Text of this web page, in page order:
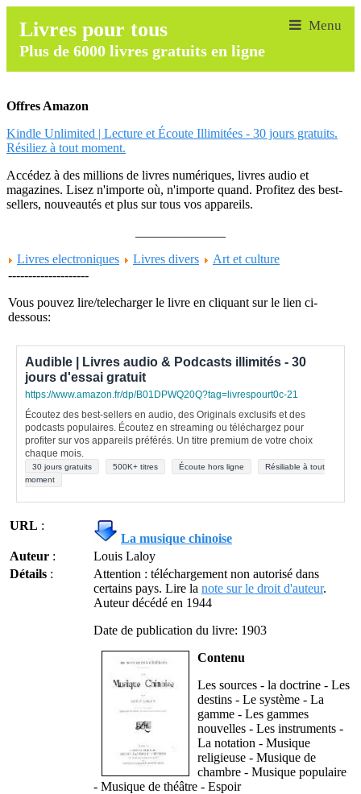
Livres pour tous
Plus de 6000 livres gratuits en ligne
Offres Amazon
Kindle Unlimited | Lecture et Écoute Illimitées - 30 jours gratuits.
Résiliez à tout moment.
Accédez à des millions de livres numériques, livres audio et
magazines. Lisez n'importe où, n'importe quand. Profitez des best-
sellers, nouveautés et plus sur tous vos appareils.
Livres electroniques
Livres divers
Art et culture
--------------------
Vous pouvez lire/telecharger le livre en cliquant sur le lien ci-
dessous:
Audible | Livres audio & Podcasts illimités - 30
jours d'essai gratuit
https://www.amazon.fr/dp/B01DPWQ20Q?tag=livrespourt0c-21
Écoutez des best-sellers en audio, des Originals exclusifs et des
podcasts populaires. Écoutez en streaming ou téléchargez pour
profiter sur vos appareils préférés. Un titre premium de votre choix
chaque mois.
30 jours gratuits 500K+ titres Écoute hors ligne
Résiliable à tout
moment
URL :
La musique chinoise
Auteur :
Louis Laloy
Détails :
Attention : téléchargement non autorisé dans
certains pays. Lire la note sur le droit d'auteur.
Auteur décédé en 1944
Date de publication du livre: 1903
Contenu
Les sources - la doctrine - Les
destins - Le système - La
gamme - Les gammes
nouvelles - Les instruments -
La notation - Musique
religieuse - Musique de
chambre - Musique populaire
- Musique de théâtre - Espoir